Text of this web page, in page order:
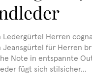
Ledergürtel Herren
Jeansgürtel für Herren
Note in entspannte
fügt sich stilsicher...